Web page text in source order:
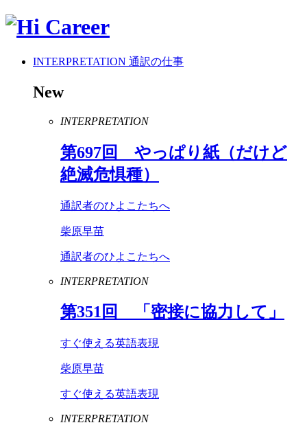
INTERPRETATION 通訳の仕事
New
INTERPRETATION
第697回 やっぱり紙（だけど
絶滅危惧種）
通訳者のひよこたちへ
柴原早苗
通訳者のひよこたちへ
INTERPRETATION
第351回 「密接に協力して」
すぐ使える英語表現
柴原早苗
すぐ使える英語表現
INTERPRETATION